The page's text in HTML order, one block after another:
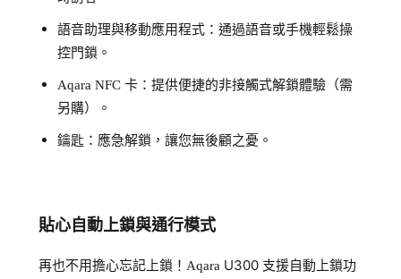
語音助理與移動應用程式：通過語音或手機輕鬆操
控門鎖。
Aqara NFC 卡：提供便捷的非接觸式解鎖體驗（需
另購）。
鑰匙：應急解鎖，讓您無後顧之憂。
貼心自動上鎖與通行模式
再也不用擔心忘記上鎖！ Aqara U300 支援自動上鎖功